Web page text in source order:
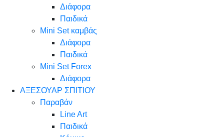
Διάφορα
Παιδικά
Mini Set καμβάς
Διάφορα
Παιδικά
Mini Set Forex
Διάφορα
ΑΞΕΣΟΥΑΡ ΣΠΙΤΙΟΥ
Παραβάν
Line Art
Παιδικά